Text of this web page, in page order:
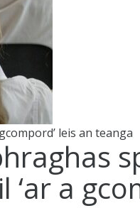
leis an teanga
a